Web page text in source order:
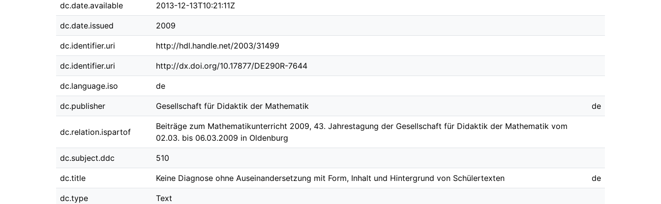
dc.date.available 2013-12-13T10:21:11Z
dc.date.issued 2009
dc.identifier.uri http://hdl.handle.net/2003/31499
dc.identifier.uri http://dx.doi.org/10.17877/DE290R-7644
dc.language.iso de
dc.publisher Gesellschaft für Didaktik der Mathematik de
dc.relation.ispartof
Beiträge zum Mathematikunterricht 2009, 43. Jahrestagung der Gesellschaft für Didaktik der Mathematik vom
02.03. bis 06.03.2009 in Oldenburg
dc.subject.ddc 510
dc.title Keine Diagnose ohne Auseinandersetzung mit Form, Inhalt und Hintergrund von Schülertexten de
dc.type Text